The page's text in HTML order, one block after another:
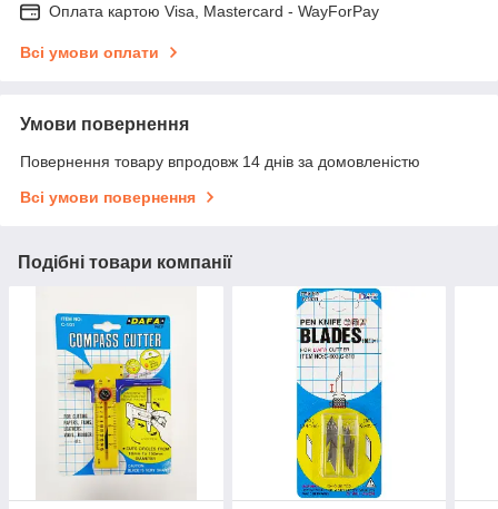
Оплата картою Visa, Mastercard - WayForPay
Всі умови оплати
Умови повернення
Повернення товару впродовж 14 днів за домовленістю
Всі умови повернення
Подібні товари компанії